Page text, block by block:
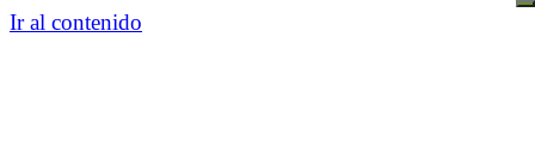
Ir al contenido